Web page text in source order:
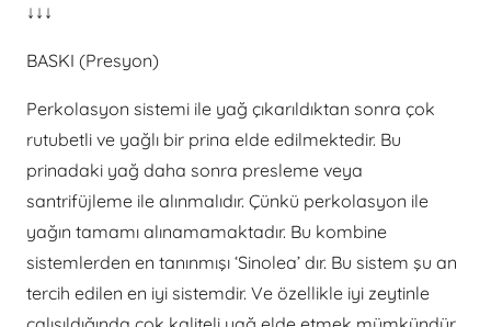
↓↓↓
BASKI (Presyon)
Perkolasyon sistemi ile yağ çıkarıldıktan sonra çok
rutubetli ve yağlı bir prina elde edilmektedir. Bu
prinadaki yağ daha sonra presleme veya
santrifüjleme ile alınmalıdır. Çünkü perkolasyon ile
yağın tamamı alınamamaktadır. Bu kombine
sistemlerden en tanınmışı ‘Sinolea’ dır. Bu sistem şu an
tercih edilen en iyi sistemdir. Ve özellikle iyi zeytinle